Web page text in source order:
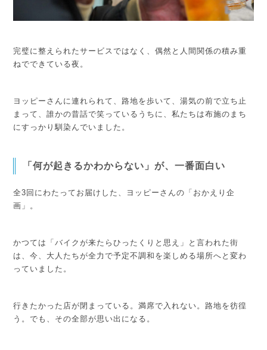
完璧に整えられたサービスではなく、偶然と人間関係の積み重
ねでできている夜。
ヨッピーさんに連れられて、路地を歩いて、湯気の前で立ち止
まって、誰かの昔話で笑っているうちに、私たちは布施のまち
にすっかり馴染んでいました。
「何が起きるかわからない」が、一番面白い
全3回にわたってお届けした、ヨッピーさんの「おかえり企
画」。
かつては「バイクが来たらひったくりと思え」と言われた街
は、今、大人たちが全力で予定不調和を楽しめる場所へと変わ
っていました。
行きたかった店が閉まっている。満席で入れない。路地を彷徨
う。でも、その全部が思い出になる。